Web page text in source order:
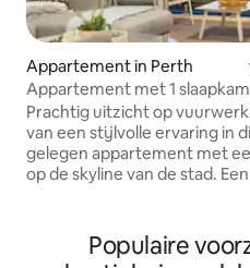
Appartement in Perth
Appartement met 1
beveiligde
uitzicht op de stad
Prachtig uitzicht op vuurwerk!!
van een stijlvolle ervaring in
gelegen appartement met
op de skyline van de stad. Een queensize
ondergrondse beveiligde
parkeergelegenheid - een baai.
Populaire